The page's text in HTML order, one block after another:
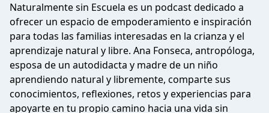
Naturalmente sin Escuela es un podcast dedicado a
ofrecer un espacio de empoderamiento e inspiración
para todas las familias interesadas en la crianza y el
aprendizaje natural y libre. Ana Fonseca, antropóloga,
esposa de un autodidacta y madre de un niño
aprendiendo natural y libremente, comparte sus
conocimientos, reflexiones, retos y experiencias para
apoyarte en tu propio camino hacia una vida sin